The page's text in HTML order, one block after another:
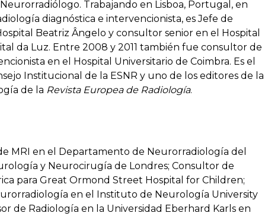
Trabajando en Lisboa, Portugal, en
diagnóstica e intervencionista, es Jefe de
Beatriz Ângelo y consultor senior en el Hospital
da Luz. Entre 2008 y 2011 también fue consultor de
en el Hospital Universitario de Coimbra. Es el
Institucional de la ESNR y uno de los editores de la
de la Revista Europea de Radiología.
MRI en el Departamento de Neurorradiología del
y Neurocirugía de Londres; Consultor de
para Great Ormond Street Hospital for Children;
en el Instituto de Neurología University
de Radiología en la Universidad Eberhard Karls en